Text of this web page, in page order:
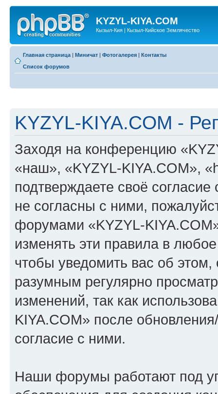
KYZYL-KIYA.COM
Кызыл-Кия | Кызыл-Кийское Землячество
Главная страница | Миничат | Фотогалерея | Контакты
Список форумов
KYZYL-KIYA.COM -
Заходя на конференцию
«наш», «KYZYL-KIYA.COM»,
подтверждаете своё
не согласны с ними,
форумами «KYZYL-
изменять эти правила в
чтобы уведомить вас об
разумным регулярно
изменений, так как
KIYA.COM» после
согласие с ними.
Наши форумы работают под